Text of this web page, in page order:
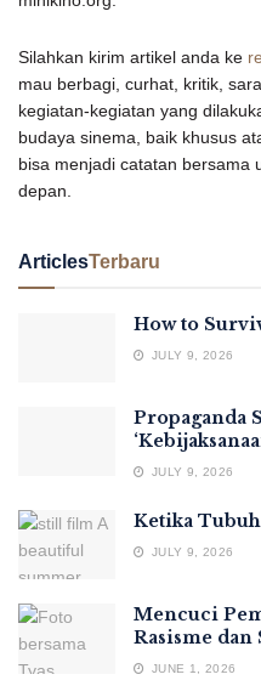
Silahkan kirim artikel anda ke
mau berbagi, curhat, kritik,
kegiatan-kegiatan yang
budaya sinema, baik khusus
bisa menjadi catatan bersama
depan.
ArticlesTerbaru
How to
JULY 9, 2026
Propaganda
JULY 9, 2026
Ketika
JULY 9, 2026
Mencuci
Rasisme dan
JUNE 1, 2026